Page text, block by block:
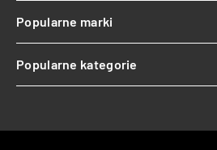
Popularne marki
Popularne kategorie